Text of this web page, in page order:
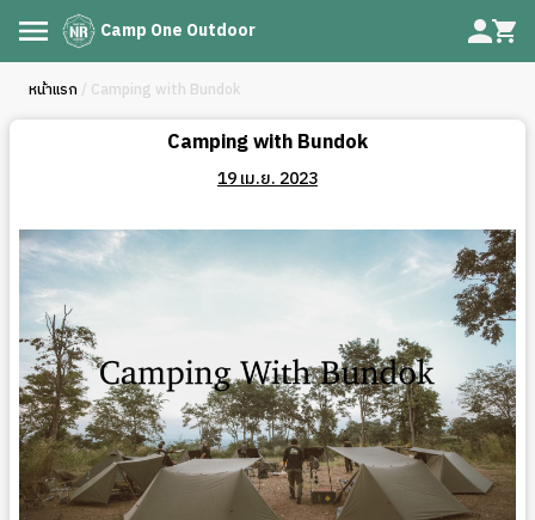
Camp One Outdoor
หน้าแรก / Camping with Bundok
Camping with Bundok
19 เม.ย. 2023